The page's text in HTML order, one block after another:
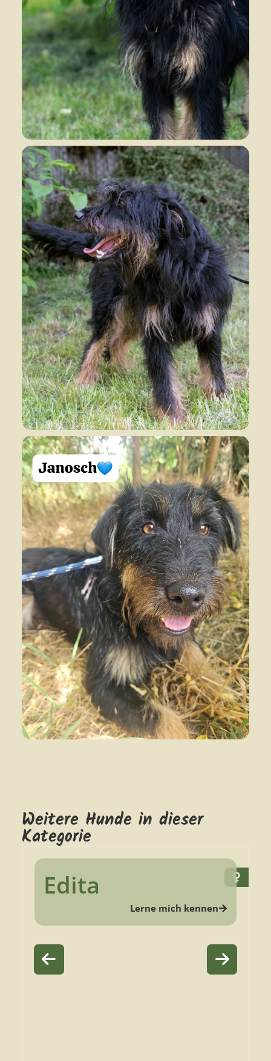
Weitere Hunde in dieser
Kategorie
Edita
Lerne mich kennen